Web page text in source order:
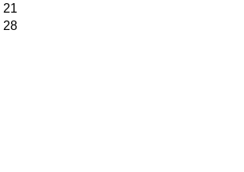
21
28